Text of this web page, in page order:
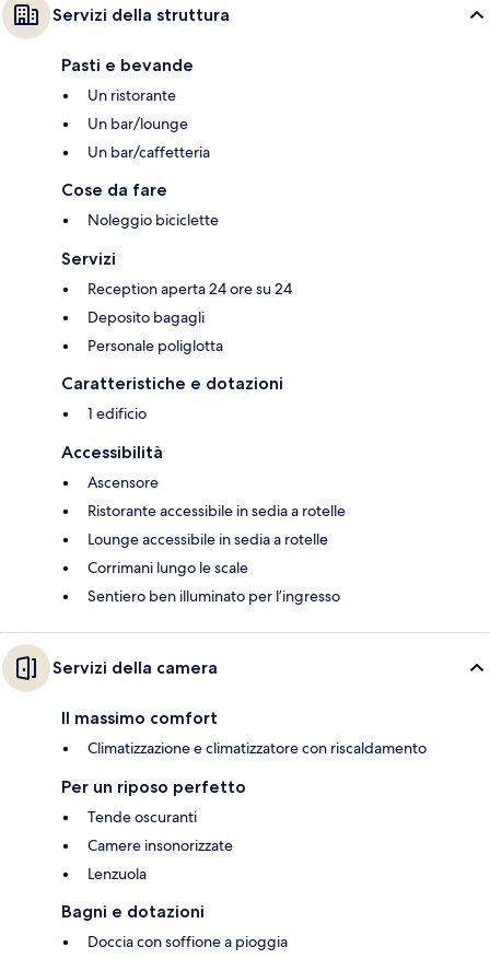
Servizi della struttura
Pasti e bevande
Un ristorante
Un bar/lounge
Un bar/caffetteria
Cose da fare
Noleggio biciclette
Servizi
Reception aperta 24 ore su 24
Deposito bagagli
Personale poliglotta
Caratteristiche e dotazioni
1 edificio
Accessibilità
Ascensore
Ristorante accessibile in sedia a rotelle
Lounge accessibile in sedia a rotelle
Corrimani lungo le scale
Sentiero ben illuminato per l’ingresso
Servizi della camera
Il massimo comfort
Climatizzazione e climatizzatore con riscaldamento
Per un riposo perfetto
Tende oscuranti
Camere insonorizzate
Lenzuola
Bagni e dotazioni
Doccia con soffione a pioggia